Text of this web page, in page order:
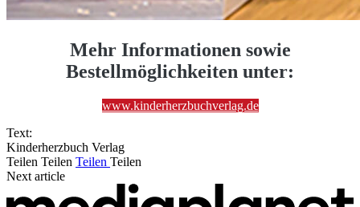
Mehr Informationen sowie
Bestellmöglichkeiten unter:
www.kinderherzbuchverlag.de
Text:
Kinderherzbuch Verlag
Teilen Teilen Teilen Teilen
Next article